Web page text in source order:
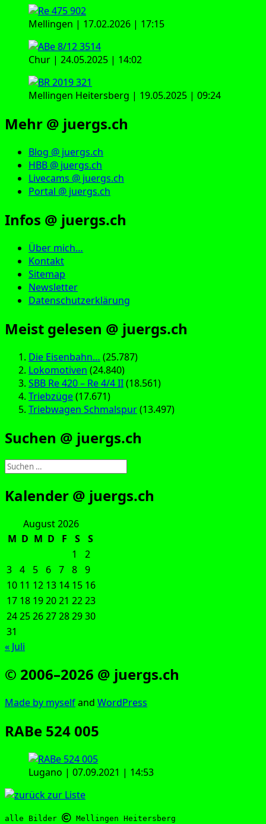
Mellingen | 17.02.2026 | 17:15
Chur | 24.05.2025 | 14:02
Mellingen Heitersberg | 19.05.2025 | 09:24
Mehr @ juergs.ch
Blog @ juergs.ch
HBB @ juergs.ch
Livecams @ juergs.ch
Portal @ juergs.ch
Infos @ juergs.ch
Über mich…
Kontakt
Sitemap
Newsletter
Datenschutzerklärung
Meist gelesen @ juergs.ch
Die Eisenbahn… (25.787)
Lokomotiven (24.840)
SBB Re 420 – Re 4/4 II(18.561)
Triebzüge(17.671)
Triebwagen Schmalspur(13.497)
Suchen @ juergs.ch
Suchen
nach:
Kalender @ juergs.ch
August 2026
M D M D F S
S
1
2
3 4 5 6 7 8 9
10 11 12 13 14 15 16
17 18 192021 2223
24252627282930
31
« Juli
© 2006–2026 @ juergs.ch
Made by mys­elfand Word­Press
RABe 524 005
Luga­no | 07.09.2021 | 14:53
alle Bilder Mellingen Heitersberg